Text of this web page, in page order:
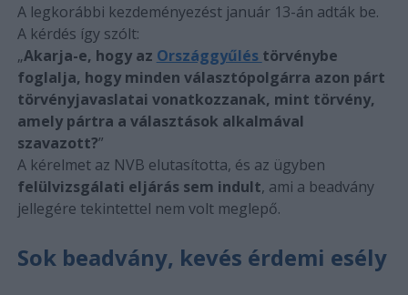
A legkorábbi kezdeményezést január 13-án adták be.
A kérdés így szólt:
„Akarja-e, hogy az Országgyűlés törvénybe
foglalja, hogy minden választópolgárra azon párt
törvényjavaslatai vonatkozzanak, mint törvény,
amely pártra a választások alkalmával
szavazott?”
A kérelmet az NVB elutasította, és az ügyben
felülvizsgálati eljárás sem indult, ami a beadvány
jellegére tekintettel nem volt meglepő.
Sok beadvány, kevés érdemi esély